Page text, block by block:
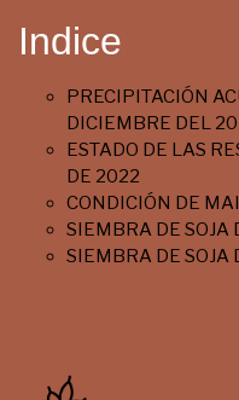
Indice
PRECIPITACIÓN
DICIEMBRE DEL
ESTADO DE LAS
DE 2022
CONDICIÓN DE
SIEMBRA DE SOJA
SIEMBRA DE SOJA